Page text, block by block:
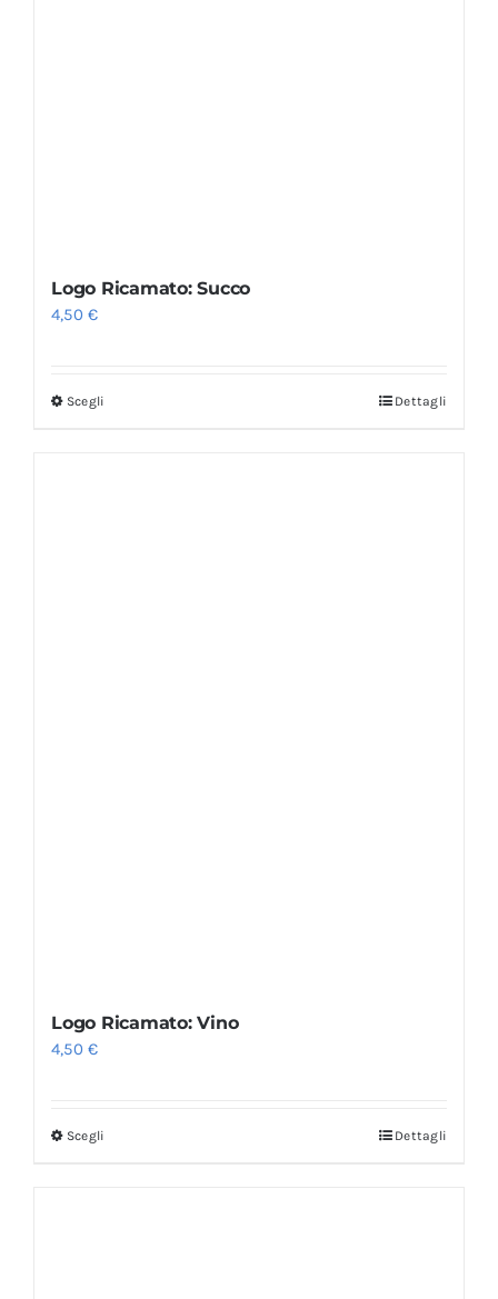
Logo Ricamato: Succo
4,50€
Scegli Dettagli
Logo Ricamato: Vino
4,50€
Scegli Dettagli